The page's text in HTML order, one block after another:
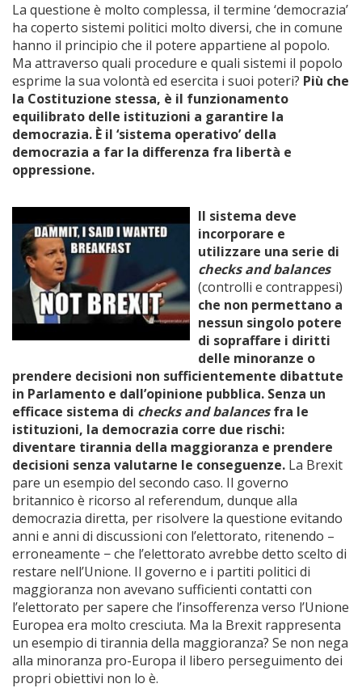
La questione è molto complessa, il termine ‘democrazia’
ha coperto sistemi politici molto diversi, che in comune
hanno il principio che il potere appartiene al popolo.
Ma attraverso quali procedure e quali sistemi il popolo
esprime la sua volontà ed esercita i suoi poteri? Più che
la Costituzione stessa, è il funzionamento
equilibrato delle istituzioni a garantire la
democrazia. È il ‘sistema operativo’ della
democrazia a far la differenza fra libertà e
oppressione.
Il sistema deve
incorporare e
utilizzare una serie di
checks and balances
(controlli e contrappesi)
che non permettano a
nessun singolo potere
di sopraffare i diritti
delle minoranze o
prendere decisioni non sufficientemente dibattute
in Parlamento e dall’opinione pubblica. Senza un
efficace sistema di checks and balancesfra le
istituzioni, la democrazia corre due rischi:
diventare tirannia della maggioranza e prendere
decisioni senza valutarne le conseguenze. La Brexit
pare un esempio del secondo caso. Il governo
britannico è ricorso al referendum, dunque alla
democrazia diretta, per risolvere la questione evitando
anni e anni di discussioni con l’elettorato, ritenendo –
erroneamente − che l’elettorato avrebbe detto scelto di
restare nell’Unione. Il governo e i partiti politici di
maggioranza non avevano sufficienti contatti con
l’elettorato per sapere che l’insofferenza verso l’Unione
Europea era molto cresciuta. Ma la Brexit rappresenta
un esempio di tirannia della maggioranza? Se non nega
alla minoranza pro-Europa il libero perseguimento dei
propri obiettivi non lo è.